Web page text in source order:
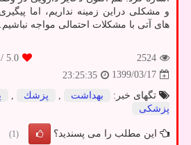
و مشکلی دراین زمینه نداریم، اما
های آتی با مشکلات احتمالی مواجه نباشیم.
2524
5.0
/ 5
1399/03/17
23:25:35
تگهای خبر:
بهداشت پزشك
پزشكی
این مطلب را می پسندید؟ (1)